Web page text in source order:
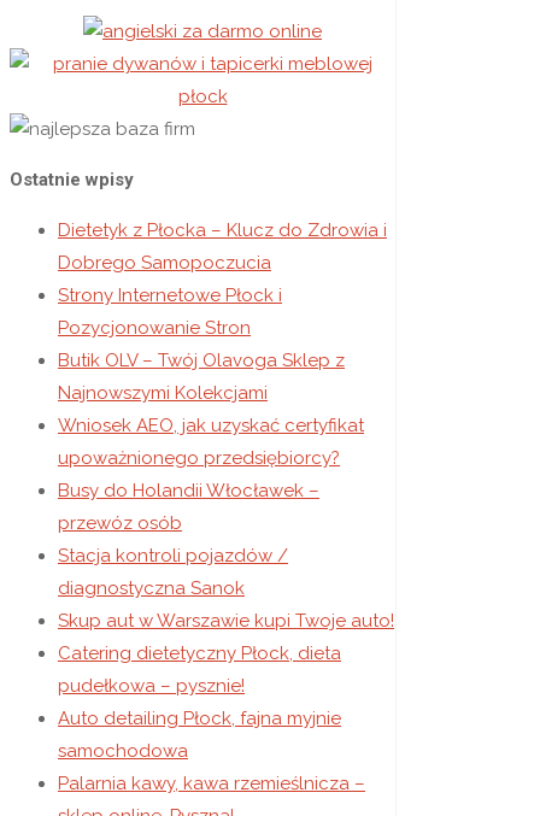
Ostatnie wpisy
Dietetyk z Płocka – Klucz do Zdrowia i
Dobrego Samopoczucia
Strony Internetowe Płock i
Pozycjonowanie Stron
Butik OLV – Twój Olavoga Sklep z
Najnowszymi Kolekcjami
Wniosek AEO, jak uzyskać certyfikat
upoważnionego przedsiębiorcy?
Busy do Holandii Włocławek –
przewóz osób
Stacja kontroli pojazdów /
diagnostyczna Sanok
Skup aut w Warszawie kupi Twoje auto!
Catering dietetyczny Płock, dieta
pudełkowa – pysznie!
Auto detailing Płock, fajna myjnie
samochodowa
Palarnia kawy, kawa rzemieślnicza –